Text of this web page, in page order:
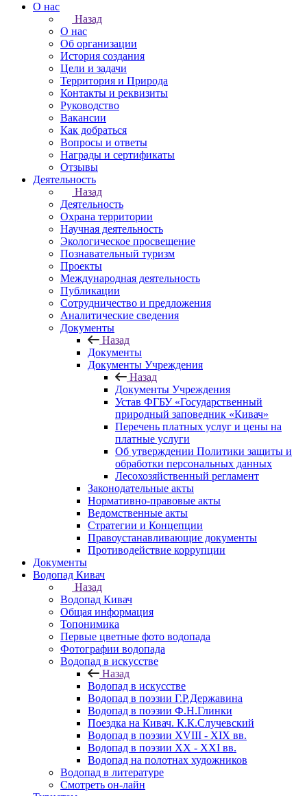
О нас
Назад
О нас
Об организации
История создания
Цели и задачи
Территория и Природа
Контакты и реквизиты
Руководство
Вакансии
Как добраться
Вопросы и ответы
Награды и сертификаты
Отзывы
Деятельность
Назад
Деятельность
Охрана территории
Научная деятельность
Экологическое просвещение
Познавательный туризм
Проекты
Международная деятельность
Публикации
Сотрудничество и предложения
Аналитические сведения
Документы
Назад
Документы
Документы Учреждения
Назад
Документы Учреждения
Устав ФГБУ «Государственный
природный заповедник «Кивач»
Перечень платных услуг и цены на
платные услуги
Об утверждении Политики защиты и
обработки персональных данных
Лесохозяйственный регламент
Законодательные акты
Нормативно-правовые акты
Ведомственные акты
Стратегии и Концепции
Правоустанавливающие документы
Противодействие коррупции
Документы
Водопад Кивач
Назад
Водопад Кивач
Общая информация
Топонимика
Первые цветные фото водопада
Фотографии водопада
Водопад в искусстве
Назад
Водопад в искусстве
Водопад в поэзии Г.Р.Державина
Водопад в поэзии Ф.Н.Глинки
Поездка на Кивач. К.К.Случевский
Водопад в поэзии XVIII - XIX вв.
Водопад в поэзии XX - XXI вв.
Водопад на полотнах художников
Водопад в литературе
Смотреть он-лайн